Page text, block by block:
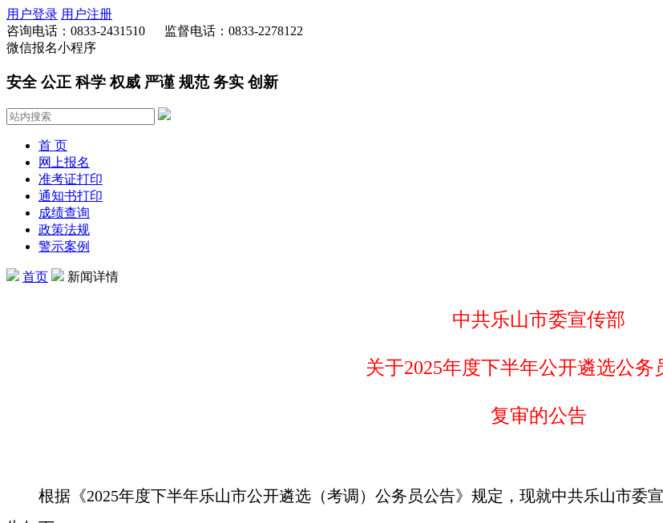
用户登录 用户注册
咨询电话：0833-2431510 监督电话：0833-2278122
微信报名小程序
安全 公正 科学 权威 严谨 规范 务实 创新
首 页
网上报名
准考证打印
通知书打印
成绩查询
政策法规
警示案例
首页 新闻详情
中共乐山市委宣传部
关于2025年度下半年公开遴选公务
复审的公告
根据《2025年度下半年乐山市公开遴选（考调）公务员公告》规定，现就中共乐山市委